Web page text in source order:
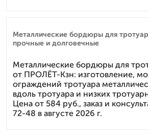
Металлические бордюры для
прочные и долговечные
Металлические бордюры для
от ПРОЛЁТ-Кзн: изготовление,
ограждений тротуара
вдоль тротуара и низких
Цена от 584 руб., заказ и
72-48 в августе 2026 г.